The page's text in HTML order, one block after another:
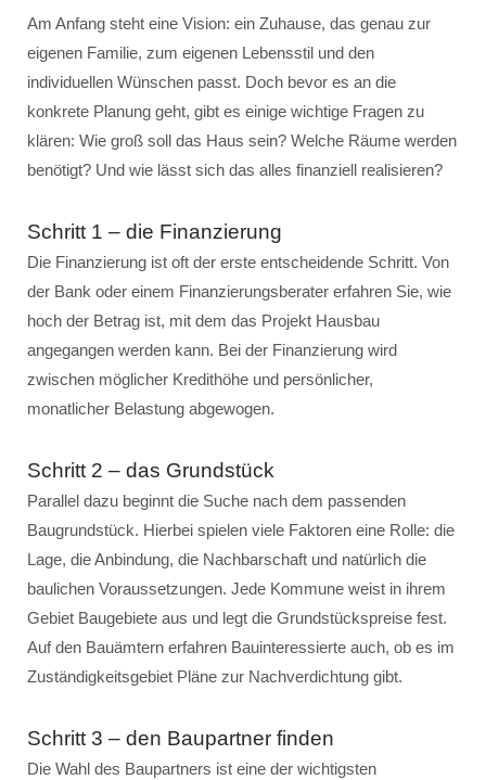
Am Anfang steht eine Vision: ein Zuhause, das genau zur
eigenen Familie, zum eigenen Lebensstil und den
individuellen Wünschen passt. Doch bevor es an die
konkrete Planung geht, gibt es einige wichtige Fragen zu
klären: Wie groß soll das Haus sein? Welche Räume werden
benötigt? Und wie lässt sich das alles finanziell realisieren?
Schritt 1 – die Finanzierung
Die Finanzierung ist oft der erste entscheidende Schritt. Von
der Bank oder einem Finanzierungsberater erfahren Sie, wie
hoch der Betrag ist, mit dem das Projekt Hausbau
angegangen werden kann. Bei der Finanzierung wird
zwischen möglicher Kredithöhe und persönlicher,
monatlicher Belastung abgewogen.
Schritt 2 – das Grundstück
Parallel dazu beginnt die Suche nach dem passenden
Baugrundstück. Hierbei spielen viele Faktoren eine Rolle: die
Lage, die Anbindung, die Nachbarschaft und natürlich die
baulichen Voraussetzungen. Jede Kommune weist in ihrem
Gebiet Baugebiete aus und legt die Grundstückspreise fest.
Auf den Bauämtern erfahren Bauinteressierte auch, ob es im
Zuständigkeitsgebiet Pläne zur Nachverdichtung gibt.
Schritt 3 – den Baupartner finden
Die Wahl des Baupartners ist eine der wichtigsten